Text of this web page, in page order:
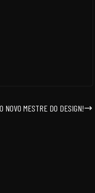
NOVO MESTRE DO DESIGN!